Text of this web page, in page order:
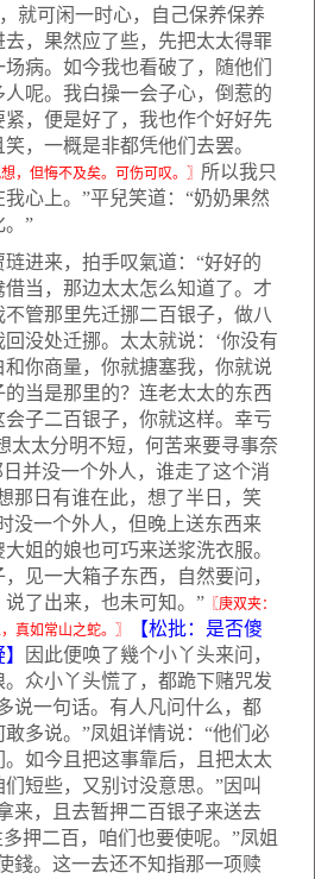
就可闲一时心，自己保养保养
，果然应了些，先把太太得罪
病。如今我也看破了，随他们
呢。我白操一会子心，倒惹的
，便是好了，我也作个好好先
，一概是非都凭他们去罢。
，但悔不及矣。可伤可叹。〗 所以我只
心上。”平兒笑道：“奶奶果然
。”
来，拍手叹氣道：“好好的
当，那边太太怎么知道了。才
管那里先迁挪二百银子，做八
没处迁挪。太太就说：‘你没有
你商量，你就搪塞我，你就说
当是那里的？连老太太的东西
子二百银子，你就这样。幸亏
太太分明不短，何苦来要寻事奈
并没一个外人，谁走了这个消
那日有谁在此，想了半日，笑
没一个外人，但晚上送东西来
姐的娘也可巧来送浆洗衣服。
见一大箱子东西，自然要问，
了出来，也未可知。” 〖庚双夹：
真如常山之蛇。〗
【松批：是否傻
因此便唤了幾个小丫头来问，
众小丫头慌了，都跪下赌咒发
说一句话。有人凡问什么，都
多说。”凤姐详情说：“他们必
如今且把这事靠后，且把太太
短些，又别讨没意思。”因叫
来，且去暂押二百银子来送去
押二百，咱们也要使呢。”凤姐
錢。这一去还不知指那一项赎